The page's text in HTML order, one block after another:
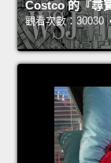
Costco 的『尋
觀看次數：30030